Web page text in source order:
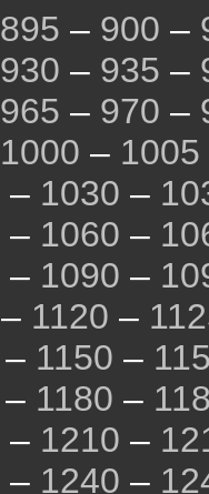
895 – 900 –
930 – 935 –
965 – 970 –
1000 – 1005
– 1030 –
– 1060 –
– 1090 –
– 1120 –
– 1150 –
– 1180 –
– 1210 –
– 1240 –